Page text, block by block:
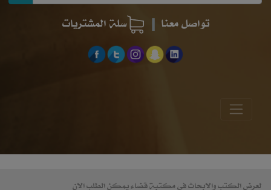
تواصل معنا سلة المشتريات
لعرض الكتب والابحاث في مكتبة قضاء يمكن الطلب الان